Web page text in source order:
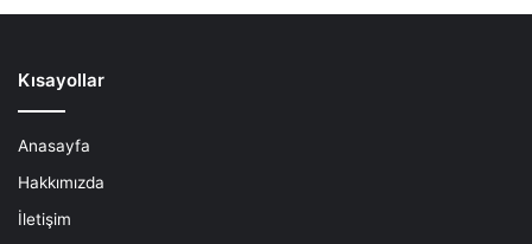
Kısayollar
Anasayfa
Hakkımızda
İletişim